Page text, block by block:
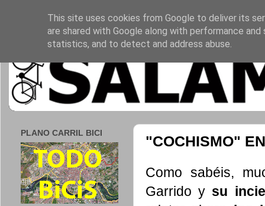
"COCHISMO"
Como sabéis,
Garrido y su
PLANO CARRIL BICI
This site uses cookies from Google to deliver its
are shared with Google along with performance
statistics, and to detect and address abuse.